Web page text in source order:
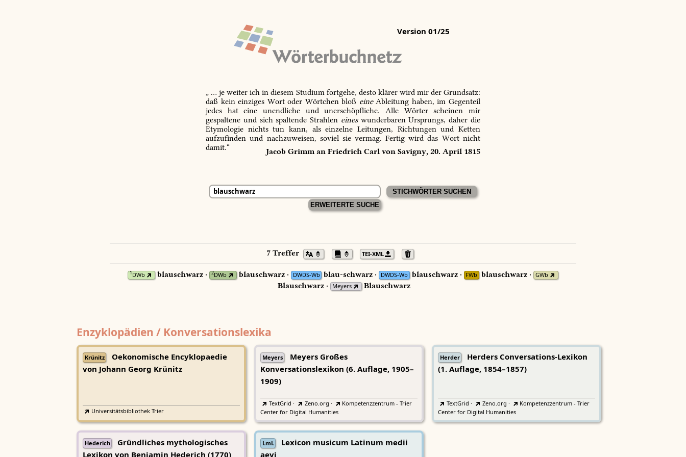
Version 01/25
„ … je weiter ich in diesem Studium fortgehe, desto klärer wird mir der Grundsatz:
daß kein einziges Wort oder Wörtchen bloß eineAbleitung haben, im Gegenteil
jedes hat eine unendliche und unerschöpfliche. Alle Wörter scheinen mir
gespaltene und sich spaltende Strahlen eineswunderbaren Ursprungs, daher die
Etymologie nichts tun kann, als einzelne Leitungen, Richtungen und Ketten
aufzufinden und nachzuweisen, soviel sie vermag. Fertig wird das Wort nicht
damit.“
Jacob Grimm an Friedrich Carl von Savigny, 20. April 1815
ERWEITERTE SUCHE
7 Treffer TEI-XML
1DWb blauschwarz · 2DWb blauschwarz · DWDS-Wb blau-schwarz · DWDS-Wb blauschwarz · FWb blauschwarz · GWb
Blauschwarz · Meyers Blauschwarz
Enzyklopädien / Konversationslexika
Krünitz
Oekonomische Encyklopaedie
von Johann Georg Krünitz
Universitätsbibliothek Trier
Meyers
Meyers Großes
Konversationslexikon (6. Auflage, 1905–
1909)
TextGrid · Zeno.org ·
Kompetenzzentrum - Trier
Center for Digital Humanities
Herder
Herders Conversations-Lexikon
(1. Auflage, 1854–1857)
TextGrid · Zeno.org ·
Kompetenzzentrum - Trier
Center for Digital Humanities
Hederich
Gründliches mythologisches
LmL
Lexicon musicum Latinum medii